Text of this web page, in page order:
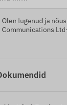
Olen lugenud ja
Communications